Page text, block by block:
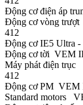
Động cơ điện áp
Động cơ vòng
412
Động cơ IE5 Ultra
Động cơ tời VEM
Máy phát điện trục
412
Động cơ PM VEM
Standard motors